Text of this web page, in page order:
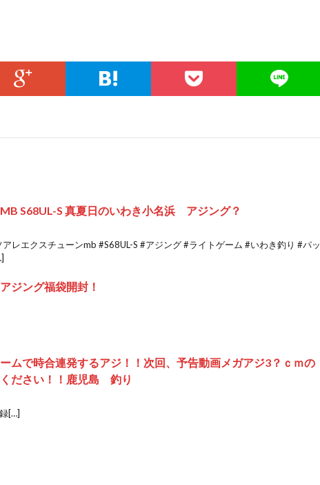
S68UL-S 真夏日のいわき小名浜 アジング？
レエクスチューンmb #S68UL-S #アジング #ライトゲーム #いわき釣り #パッ
ジング福袋開封！
ムで時合連発するアジ！！次回、予告動画メガアジ3？ｃｍの
ださい！！鹿児島 釣り
[…]